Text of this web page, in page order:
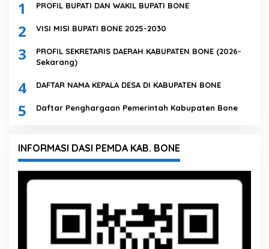
1 PROFIL BUPATI DAN WAKIL BUPATI BONE
2 VISI MISI BUPATI BONE 2025-2030
3
PROFIL SEKRETARIS DAERAH KABUPATEN BONE (2026-
Sekarang)
4 DAFTAR NAMA KEPALA DESA DI KABUPATEN BONE
5 Daftar Penghargaan Pemerintah Kabupaten Bone
INFORMASI DASI PEMDA KAB. BONE